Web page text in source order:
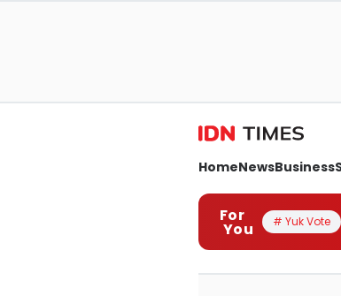
HomeNewsBusiness
For
You # Yuk Vote